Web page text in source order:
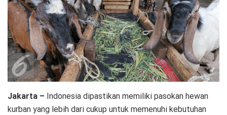
Jakarta – Indonesia dipastikan memiliki pasokan hewan
kurban yang lebih dari cukup untuk memenuhi kebutuhan